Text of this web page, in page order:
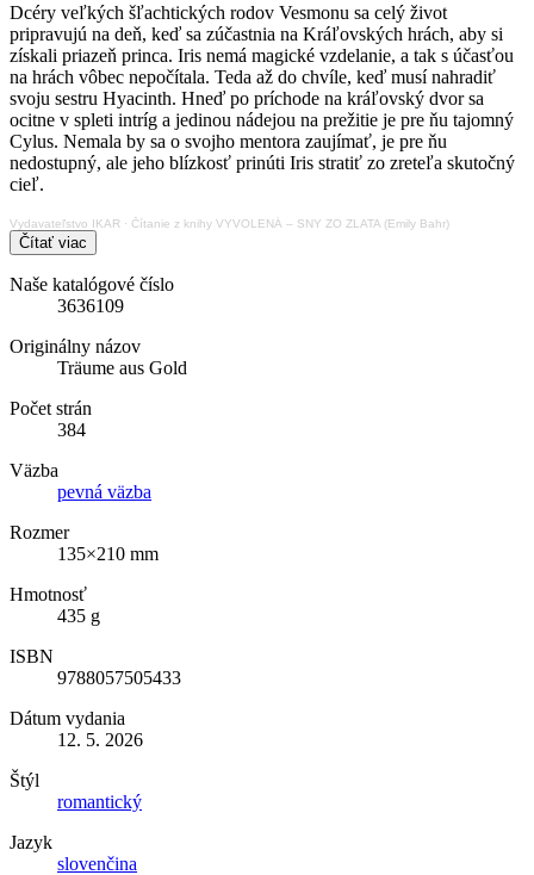
Dcéry veľkých šľachtických rodov Vesmonu sa celý život
pripravujú na deň, keď sa zúčastnia na Kráľovských hrách, aby si
získali priazeň princa. Iris nemá magické vzdelanie, a tak s účasťou
na hrách vôbec nepočítala. Teda až do chvíle, keď musí nahradiť
svoju sestru Hyacinth. Hneď po príchode na kráľovský dvor sa
ocitne v spleti intríg a jedinou nádejou na prežitie je pre ňu tajomný
Cylus. Nemala by sa o svojho mentora zaujímať, je pre ňu
nedostupný, ale jeho blízkosť prinúti Iris stratiť zo zreteľa skutočný
cieľ.
Vydavateľstvo IKAR · Čítanie z knihy VYVOLENÁ – SNY ZO ZLATA (Emily Bahr)
Čítať viac
Naše katalógové číslo
3636109
Originálny názov
Träume aus Gold
Počet strán
384
Väzba
pevná väzba
Rozmer
135×210 mm
Hmotnosť
435 g
ISBN
9788057505433
Dátum vydania
12. 5. 2026
Štýl
romantický
Jazyk
slovenčina